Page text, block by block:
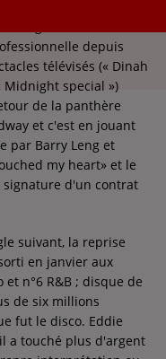
depuis
télévisés (« Dinah
Midnight special »)
de la panthère
et c'est en jouant
par Barry Leng et
my heart» et le
signature d'un contrat
suivant, la reprise
en janvier aux
n°6 R&B ; disque de
de six millions
fut le disco. Eddie
a touché plus d'argent